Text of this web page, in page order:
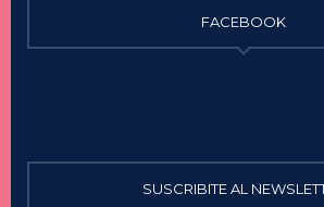
FACEBOOK
SUSCRIBITE AL